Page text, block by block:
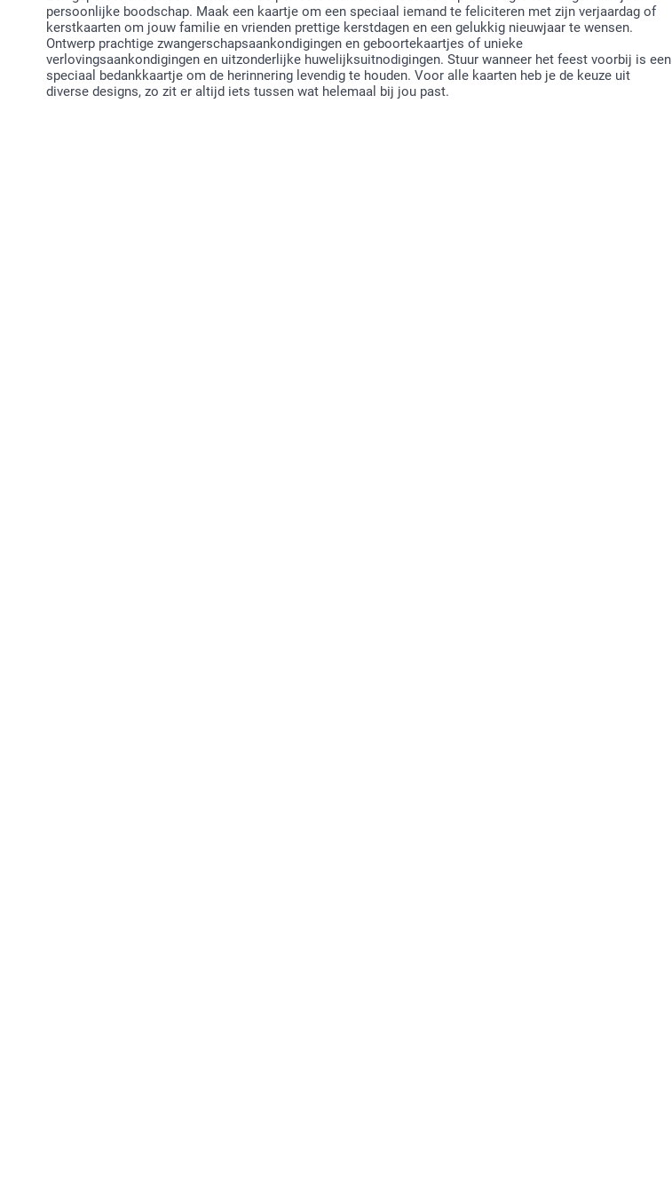
persoonlijke boodschap. Maak een kaartje om een speciaal iemand te feliciteren met zijn verjaardag of
kerstkaarten om jouw familie en vrienden prettige kerstdagen en een gelukkig nieuwjaar te wensen.
Ontwerp prachtige zwangerschapsaankondigingen en geboortekaartjes of unieke
verlovingsaankondigingen en uitzonderlijke huwelijksuitnodigingen. Stuur wanneer het feest voorbij is een
speciaal bedankkaartje om de herinnering levendig te houden. Voor alle kaarten heb je de keuze uit
diverse designs, zo zit er altijd iets tussen wat helemaal bij jou past.